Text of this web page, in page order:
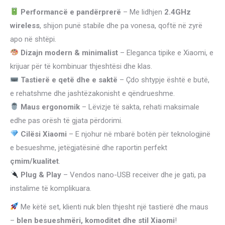
Performancë e pandërprerë – Me lidhjen 2.4GHz
wireless, shijon punë stabile dhe pa vonesa, qoftë në zyrë
apo në shtëpi.
Dizajn modern & minimalist – Eleganca tipike e Xiaomi, e
krijuar për të kombinuar thjeshtësi dhe klas.
Tastierë e qetë dhe e saktë – Çdo shtypje është e butë,
e rehatshme dhe jashtëzakonisht e qëndrueshme.
Maus ergonomik – Lëvizje të sakta, rehati maksimale
edhe pas orësh të gjata përdorimi.
Cilësi Xiaomi – E njohur në mbarë botën për teknologjinë
e besueshme, jetëgjatësinë dhe raportin perfekt
çmim/kualitet
Plug & Play – Vendos nano-USB receiver dhe je gati, pa
instalime të komplikuara.
Me këtë set, klienti nuk blen thjesht një tastierë dhe maus
– blen besueshmëri, komoditet dhe stil Xiaomi!